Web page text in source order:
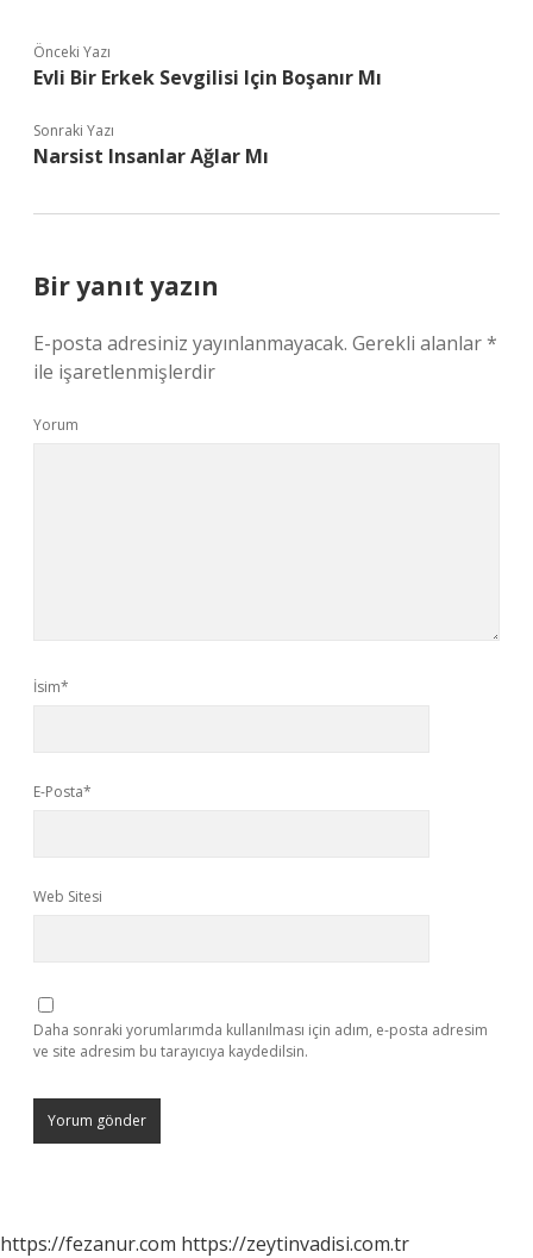
Önceki Yazı
Evli Bir Erkek Sevgilisi Için Boşanır Mı
Sonraki Yazı
Narsist Insanlar Ağlar Mı
Bir yanıt yazın
E-posta adresiniz yayınlanmayacak. Gerekli alanlar*
ile işaretlenmişlerdir
Yorum
İsim*
E-Posta*
Web Sitesi
Daha sonraki yorumlarımda kullanılması için adım, e-posta adresim
ve site adresim bu tarayıcıya kaydedilsin.
https://fezanur.com https://zeytinvadisi.com.tr